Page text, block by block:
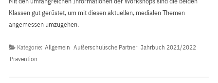
Klassen gut gerüstet, um mit diesen aktuellen, medialen Themen
angemessen umzugehen.
Kategorie: Allgemein Außerschulische Partner Jahrbuch 2021/2022
Prävention